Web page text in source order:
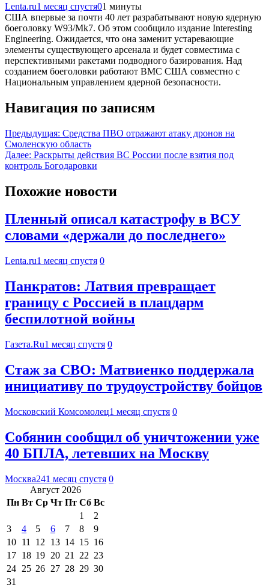
Lenta.ru1 месяц спустя01 минуты
США впервые за почти 40 лет разрабатывают новую ядерную
боеголовку W93/Mk7. Об этом сообщило издание Interesting
Engineering. Ожидается, что она заменит устаревающие
элементы существующего арсенала и будет совместима с
перспективными ракетами подводного базирования. Над
созданием боеголовки работают ВМС США совместно с
Национальным управлением ядерной безопасности.
Навигация по записям
Предыдущая: Средства ПВО отражают атаку дронов на
Смоленскую область
Далее: Раскрыты действия ВС России после взятия под
контроль Богодаровки
Похожие новости
Пленный описал катастрофу в ВСУ
словами «держали до последнего»
Lenta.ru1 месяц спустя 0
Панкратов: Латвия превращает
границу с Россией в плацдарм
беспилотной войны
Газета.Ru1 месяц спустя 0
Стаж за СВО: Матвиенко поддержала
инициативу по трудоустройству бойцов
Московский Комсомолец1 месяц спустя 0
Собянин сообщил об уничтожении уже
40 БПЛА, летевших на Москву
Москва241 месяц спустя 0
Август 2026
Пн Вт Ср Чт Пт Сб Вс
1
2
3
4 5 6 7 8
9
10 11 12 13 14 15 16
17 18 19 20 21 22 23
24 25 26 27 28 29 30
31